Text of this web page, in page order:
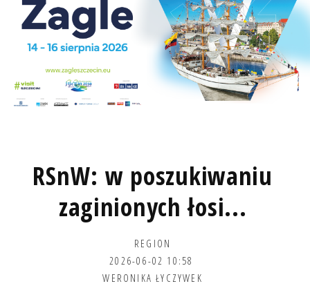
RSnW: w poszukiwaniu
zaginionych łosi...
REGION
2026-06-02 10:58
WERONIKA ŁYCZYWEK